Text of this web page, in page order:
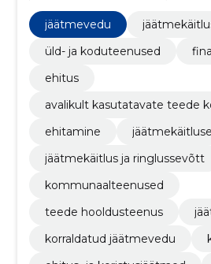
ehitusjäätmete käitlemisele,
jäätmete kokkuostule ning
keskkonnahoidlikele teenustele.
jäätmevedu
üld- ja koduteenused
ehitus
avalikult kasutatavate teede
ehitamine
jäätmekäitlus ja ringlussevõtt
kommunaalteenused
teede hooldusteenus
korraldatud jäätmevedu